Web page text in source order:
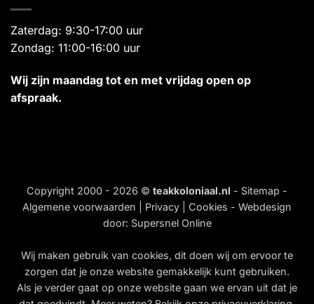
Zaterdag: 9:30-17:00 uur
Zondag: 11:00-16:00 uur
Wij zijn maandag tot en met vrijdag open op
afspraak.
Copyright 2000 - 2026 © teakkoloniaal.nl - Sitemap -
Algemene voorwaarden
Privacy Cookies - Webdesign
door: Supersnel Online
Wij maken gebruik van cookies, dit doen wij om ervoor te
zorgen dat je onze website gemakkelijk kunt gebruiken.
Als je verder gaat op onze website gaan we ervan uit dat je